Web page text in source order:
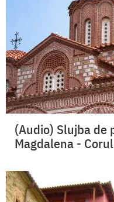
(Audio) Slujba de
Magdalena -